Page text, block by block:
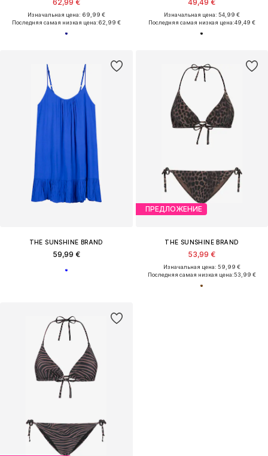
62,99 €
Изначальная цена: 69,99 €
Последняя самая низкая цена:62,99 €
49,49 €
Изначальная цена: 54,99 €
Последняя самая низкая цена:49,49 €
THE SUNSHINE BRAND
59,99 €
ПРЕДЛОЖЕНИЕ
THE SUNSHINE BRAND
53,99 €
Изначальная цена: 59,99 €
Последняя самая низкая цена:53,99 €